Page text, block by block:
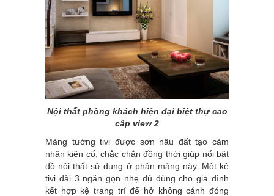
Nội thất phòng khách hiện đại biệt thự cao
cấp view 2
Mảng tường tivi được sơn nâu đất tạo cảm
nhận kiên cố, chắc chắn đồng thời giúp nổi bật
đồ nội thất sử dụng ở phân mảng này. Một kệ
tivi dài 3 ngăn gọn nhẹ đủ dùng cho gia đình
kết hợp kệ trang trí để hở không cánh đóng